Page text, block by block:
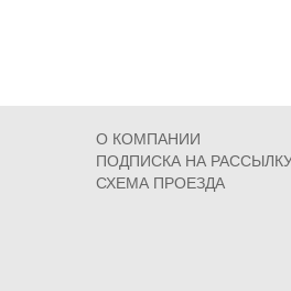
О КОМПАНИИ
ПОДПИСКА НА
СХЕМА ПРОЕЗДА